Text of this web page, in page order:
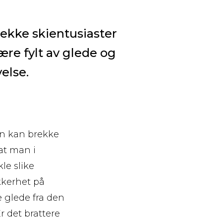
skientusiaster
fylt av glede og
kan brekke
man i
slike
på
glede fra den
det brattere